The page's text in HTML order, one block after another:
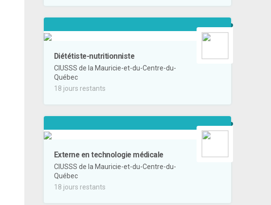
Diététiste-nutritionniste
CIUSSS de la Mauricie-et-du-Centre-du-
Québec
18 jours restants
Externe en technologie médicale
CIUSSS de la Mauricie-et-du-Centre-du-
Québec
18 jours restants